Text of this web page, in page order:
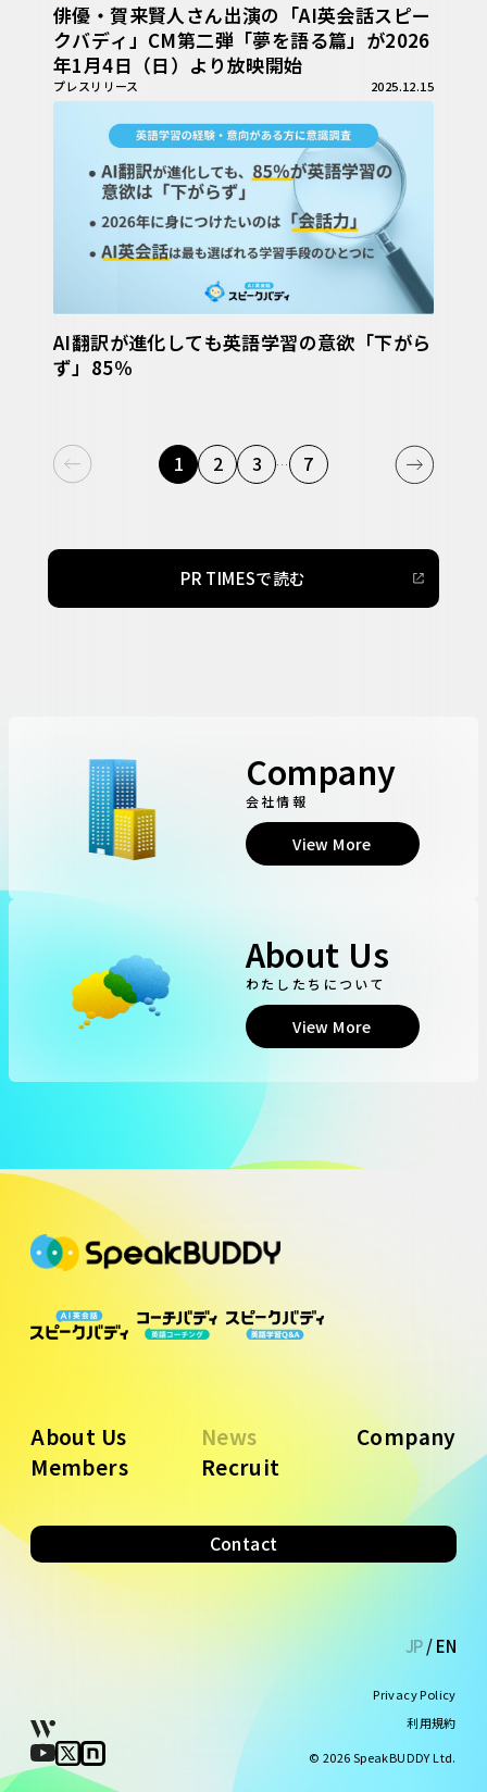
俳優・賀来賢人さん出演の「AI英会話スピー
クバディ」CM第二弾「夢を語る篇」が2026
年1月4日（日）より放映開始
プレスリリース 2025.12.15
AI翻訳が進化しても英語学習の意欲「下がら
ず」85％
1 2 3 … 7
PR TIMESで読む
About Us
わたしたちについて
View More
Company
会社情報
View More
About Us News
Company
Members
Recruit
Contact
JP/EN
Privacy Policy
利用規約
© 2026SpeakBUDDY Ltd.